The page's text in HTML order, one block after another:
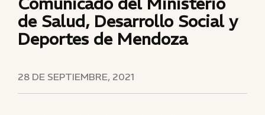
de Salud, Desarrollo Social y
Deportes de Mendoza
28 DE SEPTIEMBRE, 2021